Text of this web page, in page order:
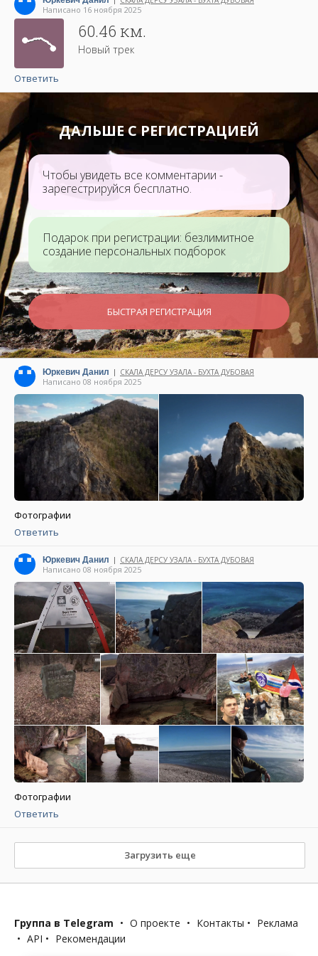
оставляла желать лучшего.
Написано 16 ноября 2025
60.46 км.
Новый трек
Ответить
ДАЛЬШЕ С РЕГИСТРАЦИЕЙ
Чтобы увидеть все комментарии -
зарегестрируйся бесплатно.
Подарок при регистрации: безлимитное
создание персональных подборок
БЫСТРАЯ РЕГИСТРАЦИЯ
Юркевич Данил | СКАЛА ДЕРСУ УЗАЛА - БУХТА ДУБОВАЯ
Написано 08 ноября 2025
Фотографии
Ответить
Юркевич Данил | СКАЛА ДЕРСУ УЗАЛА - БУХТА ДУБОВАЯ
Написано 08 ноября 2025
Фотографии
Ответить
Загрузить еще
Группа в Telegram • О проекте • Контакты • Реклама
• API • Рекомендации